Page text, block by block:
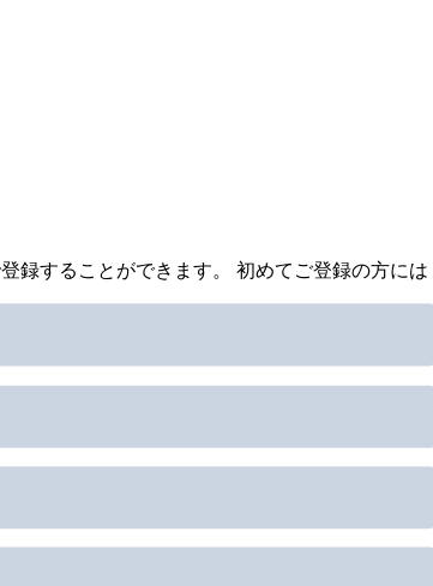
することができます。 初めてご登録の方には